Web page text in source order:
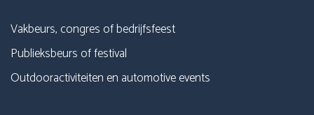
Vakbeurs, congres of bedrijfsfeest
Publieksbeurs of festival
Outdooractiviteiten en automotive events